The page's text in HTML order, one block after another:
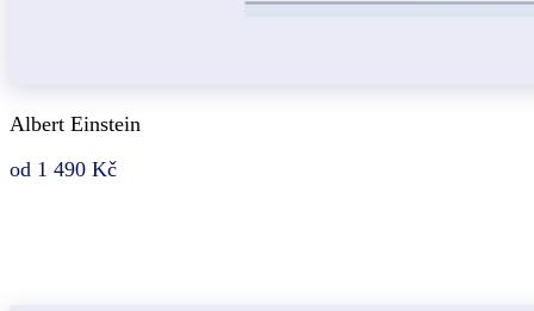
Albert Einstein
od 1 490 Kč